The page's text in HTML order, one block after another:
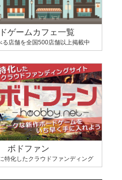
ゲームカフェ一覧
る店舗を全国500店舗以上掲載中
ボドファン
特化したクラウドファンディング